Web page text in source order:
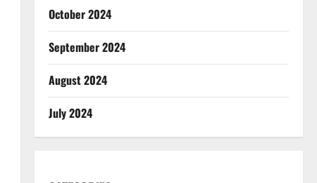
October 2024
September 2024
August 2024
July 2024